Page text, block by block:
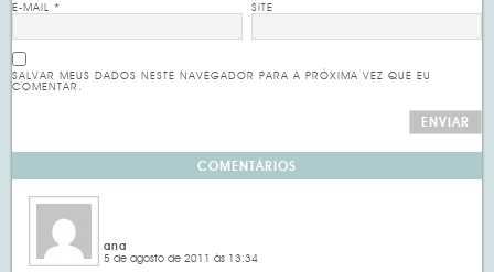
E-MAIL* SITE
SALVAR MEUS DADOS NESTE NAVEGADOR PARA A PRÓXIMA VEZ QUE EU
COMENTAR.
COMENTÁRIOS
ana
5 de agosto de 2011 às 13:34